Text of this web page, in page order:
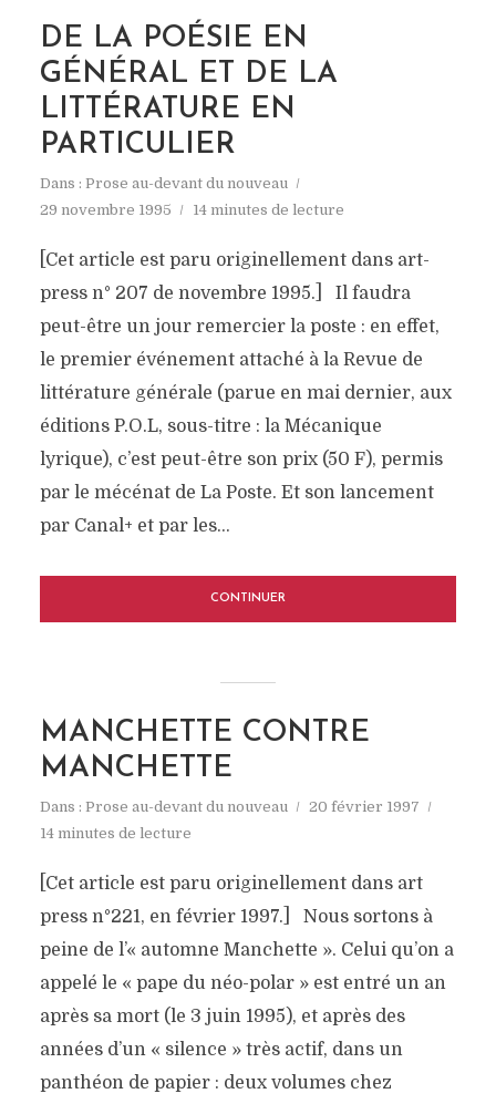
DE LA POÉSIE EN
GÉNÉRAL ET DE LA
LITTÉRATURE EN
PARTICULIER
Dans : Prose au-devant du nouveau
29 novembre 1995
14 minutes de lecture
[Cet article est paru originellement dans art-
press n° 207 de novembre 1995.] Il faudra
peut-être un jour remercier la poste : en effet,
le premier événement attaché à la Revue de
littérature générale (parue en mai dernier, aux
éditions P.O.L, sous-titre : la Mécanique
lyrique), c’est peut-être son prix (50 F), permis
par le mécénat de La Poste. Et son lancement
par Canal+ et par les...
CONTINUER
MANCHETTE CONTRE
MANCHETTE
Dans : Prose au-devant du nouveau
20 février 1997
14 minutes de lecture
[Cet article est paru originellement dans art
press n°221, en février 1997.] Nous sortons à
peine de l’« automne Manchette ». Celui qu’on a
appelé le « pape du néo-polar » est entré un an
après sa mort (le 3 juin 1995), et après des
années d’un « silence » très actif, dans un
panthéon de papier : deux volumes chez